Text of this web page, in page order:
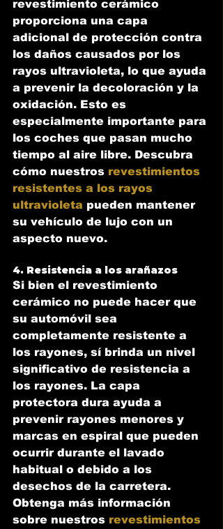
revestimiento cerámico
proporciona una capa
adicional de protección contra
los daños causados por los
rayos ultravioleta, lo que ayuda
a prevenir la decoloración y la
oxidación. Esto es
especialmente importante para
los coches que pasan mucho
tiempo al aire libre. Descubra
cómo nuestros revestimientos
resistentes a los rayos
ultravioleta pueden mantener
su vehículo de lujo con un
aspecto nuevo.
4. Resistencia a los arañazos
Si bien el revestimiento
cerámico no puede hacer que
su automóvil sea
completamente resistente a
los rayones, sí brinda un nivel
significativo de resistencia a
los rayones. La capa
protectora dura ayuda a
prevenir rayones menores y
marcas en espiral que pueden
ocurrir durante el lavado
habitual o debido a los
desechos de la carretera.
Obtenga más información
sobre nuestros revestimientos